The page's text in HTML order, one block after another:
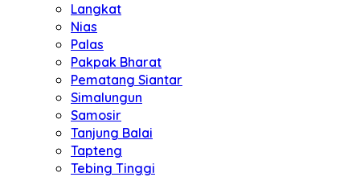
Langkat
Nias
Palas
Pakpak Bharat
Pematang Siantar
Simalungun
Samosir
Tanjung Balai
Tapteng
Tebing Tinggi